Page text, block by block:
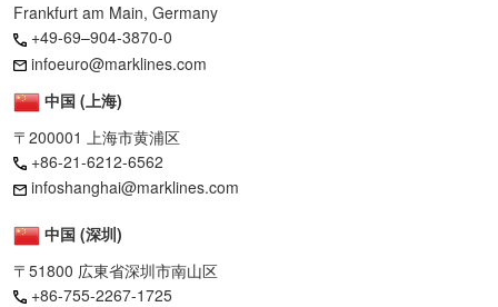
Frankfurt am Main, Germany
+49-69–904-3870-0
infoeuro@marklines.com
中国 (上海)
〒200001 上海市黄浦区
+86-21-6212-6562
infoshanghai@marklines.com
中国 (深圳)
〒51800 広東省深圳市南山区
+86-755-2267-1725